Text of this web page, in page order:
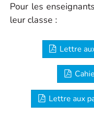
Pour les
leur classe :
Lettre
Lettre aux